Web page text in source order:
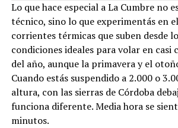
Lo que hace especial a La Cumbre no
técnico, sino lo que experimentás en
corrientes térmicas que suben desde
condiciones ideales para volar en casi
del año, aunque la primavera y el
Cuando estás suspendido a 2.000 o
altura, con las sierras de Córdoba
funciona diferente. Media hora se
minutos.